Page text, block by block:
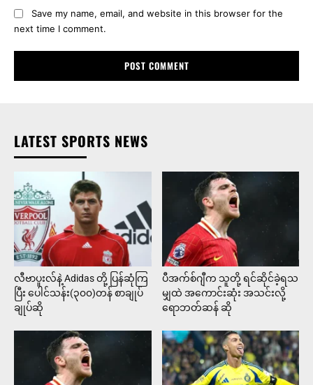
Save my name, email, and website in this browser for the
next time I comment.
LATEST SPORTS NEWS
လီဗာပူးလ်နဲ့ Adidas တို့ ပြန်ဆုံကြ
ပြီး ပေါင်သန်း(၃၀၀)တန် စာချုပ်
ချုပ်ဆို
ပီအက်စ်ဂျီက သူတို့ ရင်ဆိုင်ခဲ့ရသ
မျှထဲ အကောင်းဆုံး အသင်းလို့
ရောဘတ်ဆန် ဆို